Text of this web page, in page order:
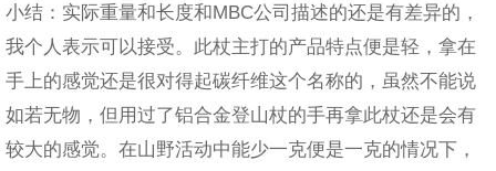
小结：实际重量和长度和MBC公司描述的还是有差异的，
我个人表示可以接受。此杖主打的产品特点便是轻，拿在
手上的感觉还是很对得起碳纤维这个名称的，虽然不能说
如若无物，但用过了铝合金登山杖的手再拿此杖还是会有
较大的感觉。在山野活动中能少一克便是一克的情况下，